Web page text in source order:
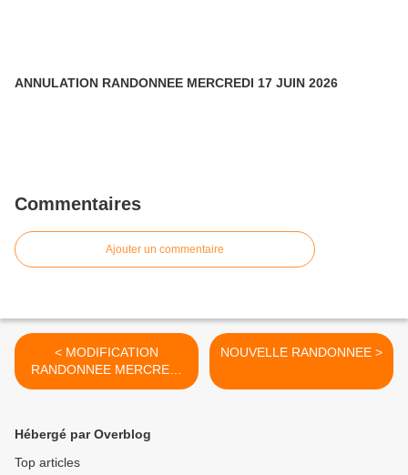
ANNULATION RANDONNEE MERCREDI 17 JUIN 2026
Commentaires
Ajouter un commentaire
< MODIFICATION
RANDONNEE MERCREDI
11 FEVRIER 2026
NOUVELLE RANDONNEE >
Hébergé par Overblog
Top articles